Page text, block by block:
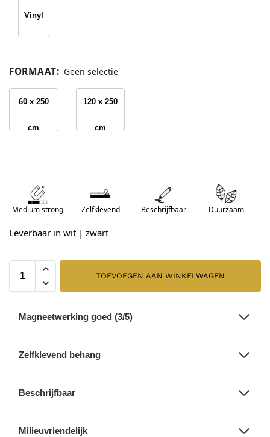
Vinyl
FORMAAT: Geen selectie
60 x 250
cm
120 x 250
cm
Medium strong Zelfklevend Beschrijfbaar Duurzaam
Leverbaar in wit | zwart
TOEVOEGEN AAN WINKELWAGEN
Magneetwerking goed (3/5)
Zelfklevend behang
Beschrijfbaar
Milieuvriendelijk